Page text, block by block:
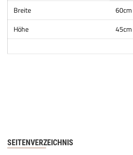
Breite
60cm
Höhe
45cm
SEITENVERZEICHNIS